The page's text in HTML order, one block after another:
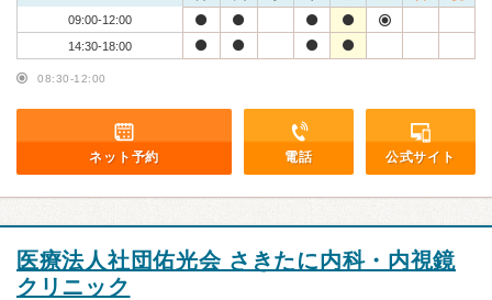
09:00-12:00
14:30-18:00
08:30-12:00
ネット予約 電話 公式サイト
医療法人社団佑光会 さきたに内科・内視鏡
クリニック